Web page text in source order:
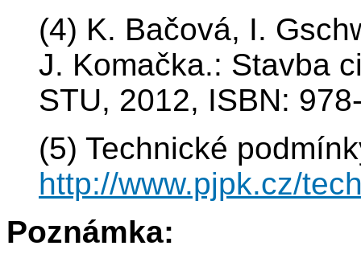
(4) K. Bačová, I.
J. Komačka.: Stavba
STU, 2012, ISBN:
(5) Technické
http://www.pjpk.cz/
Poznámka: